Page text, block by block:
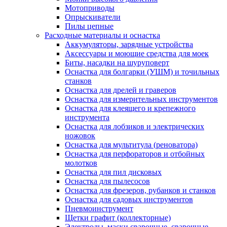
Мотоприводы
Опрыскиватели
Пилы цепные
Расходные материалы и оснастка
Аккумуляторы, зарядные устройства
Аксессуары и моющие средства для моек
Биты, насадки на шуруповерт
Оснастка для болгарки (УШМ) и точильных
станков
Оснастка для дрелей и граверов
Оснастка для измерительных инструментов
Оснастка для клеящего и крепежного
инструмента
Оснастка для лобзиков и электрических
ножовок
Оснастка для мультитула (реноватора)
Оснастка для перфораторов и отбойных
молотков
Оснастка для пил дисковых
Оснастка для пылесосов
Оснастка для фрезеров, рубанков и станков
Оснастка для садовых инструментов
Пневмоинструмент
Щетки графит (коллекторные)